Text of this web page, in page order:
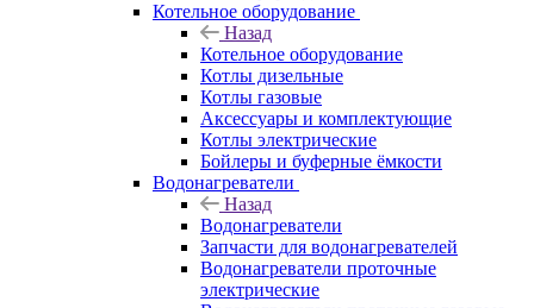
Котельное оборудование
Назад
Котельное оборудование
Котлы дизельные
Котлы газовые
Аксессуары и комплектующие
Котлы электрические
Бойлеры и буферные ёмкости
Водонагреватели
Назад
Водонагреватели
Запчасти для водонагревателей
Водонагреватели проточные
электрические